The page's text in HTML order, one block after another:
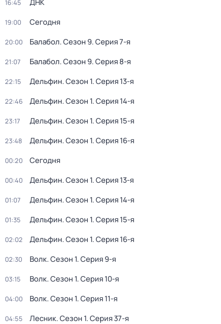
16:45 ДНК
19:00 Сегодня
20:00 Балабол. Сезон 9. Серия 7-я
21:07 Балабол. Сезон 9. Серия 8-я
22:15 Дельфин. Сезон 1. Серия 13-я
22:46 Дельфин. Сезон 1. Серия 14-я
23:17 Дельфин. Сезон 1. Серия 15-я
23:48 Дельфин. Сезон 1. Серия 16-я
00:20 Сегодня
00:40 Дельфин. Сезон 1. Серия 13-я
01:07 Дельфин. Сезон 1. Серия 14-я
01:35 Дельфин. Сезон 1. Серия 15-я
02:02 Дельфин. Сезон 1. Серия 16-я
02:30 Волк. Сезон 1. Серия 9-я
03:15 Волк. Сезон 1. Серия 10-я
04:00 Волк. Сезон 1. Серия 11-я
04:55 Лесник. Сезон 1. Серия 37-я